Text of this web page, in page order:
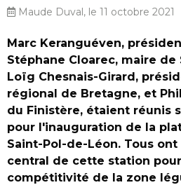
Maude Duval, le 11 octobre 2021
Marc Keranguéven,
Stéphane Cloarec, maire
Loïg Chesnais-Girard,
régional de Bretagne, et
du Finistère, étaient réunis
pour l'inauguration de la
Saint-Pol-de-Léon. Tous
central de cette station
compétitivité de la zone